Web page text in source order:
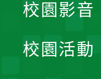
校園影音
校園活動